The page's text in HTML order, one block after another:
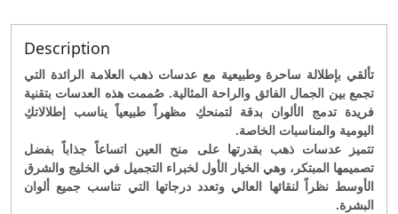
Description
تألقي بإطلالة ساحرة وطبيعية مع عدسات ذهب العلامة الرائدة التي
تجمع بين الجمال الفائق والراحة المثالية. صُممت هذه العدسات بتقنية
فريدة تدمج الألوان بدقة لتمنحكِ مظهراً طبيعياً يناسب إطلالاتكِ
اليومية والمناسبات الخاصة.
تتميز عدسات ذهب بقدرتها على منح العين اتساعاً جذاباً بفضل
تصميمها المبتكر، وهي الخيار الأول لخبراء التجميل في الخليج والشرق
الأوسط نظراً لنقائها العالي وتعدد درجاتها التي تناسب جميع ألوان
البشرة.